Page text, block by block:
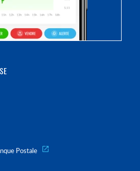
Postale